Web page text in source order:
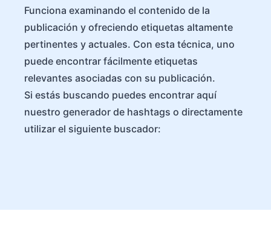
Funciona examinando el contenido de la
publicación y ofreciendo etiquetas altamente
pertinentes y actuales. Con esta técnica, uno
puede encontrar fácilmente etiquetas
relevantes asociadas con su publicación.
Si estás buscando puedes encontrar aquí
nuestro generador de hashtags o directamente
utilizar el siguiente buscador: